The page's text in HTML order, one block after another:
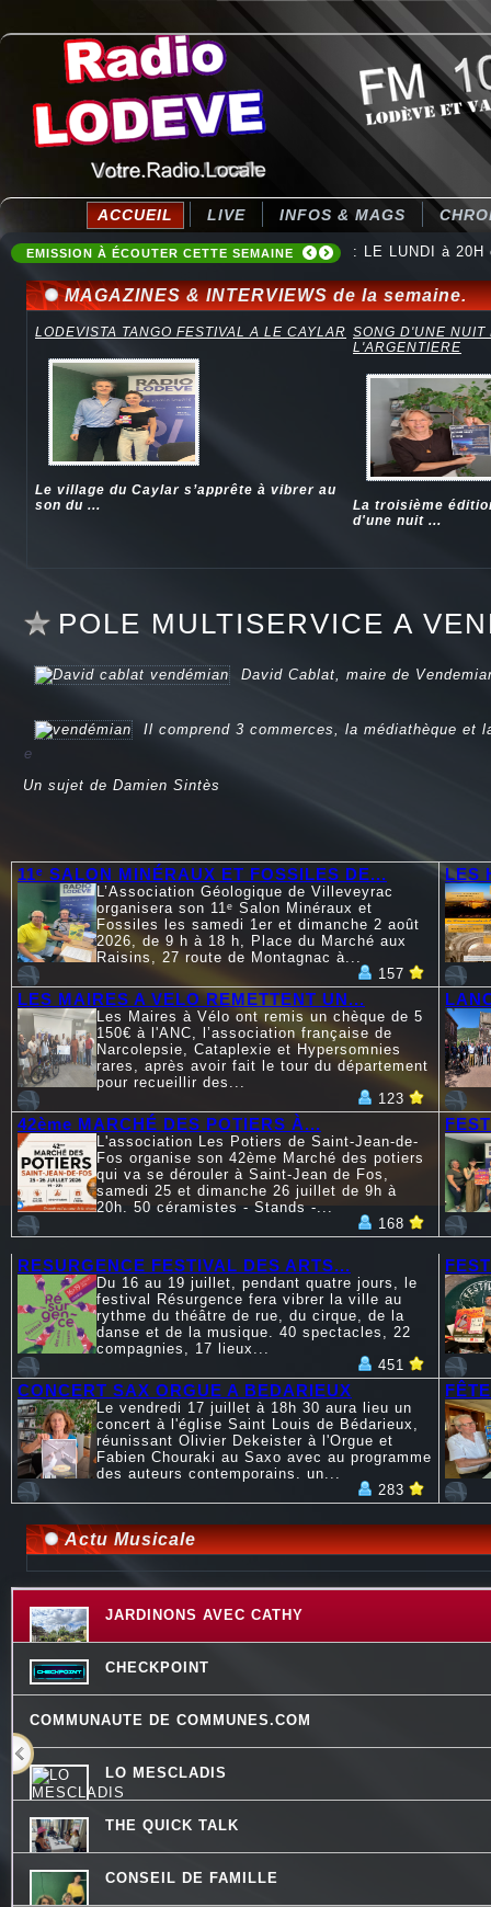
ACCUEIL LIVE INFOS & MAGS
EMISSION À ÉCOUTER CETTE SEMAINE : Destination
MAGAZINES & INTERVIEWS de la semaine.
LODEVISTA TANGO FESTIVAL A LE CAYLAR
Le village du Caylar s’apprête à vibrer au
son du ...
SONG D'UNE NUIT
L'ARGENTIERE
La troisième
d'une nuit ...
POLE MULTISERVICE A
David Cablat, maire de
Il comprend 3 commerces, la médiathèque et
e
Un sujet de Damien Sintès
11ᵉ SALON MINÉRAUX ET FOSSILES DE...
L’Association Géologique de Villeveyrac
organisera son 11ᵉ Salon Minéraux et
Fossiles les samedi 1er et dimanche 2 août
2026, de 9 h à 18 h, Place du Marché aux
Raisins, 27 route de Montagnac à...
157
LES
LES MAIRES A VELO REMETTENT UN...
Les Maires à Vélo ont remis un chèque de 5
150€ à l'ANC, l’association française de
Narcolepsie, Cataplexie et Hypersomnies
rares, après avoir fait le tour du département
pour recueillir des...
123
42ème MARCHÉ DES POTIERS À...
L'association Les Potiers de Saint-Jean-de-
Fos organise son 42ème Marché des potiers
qui va se dérouler à Saint-Jean de Fos,
samedi 25 et dimanche 26 juillet de 9h à
20h. 50 céramistes - Stands -...
168
RESURGENCE FESTIVAL DES ARTS...
Du 16 au 19 juillet, pendant quatre jours, le
festival Résurgence fera vibrer la ville au
rythme du théâtre de rue, du cirque, de la
danse et de la musique. 40 spectacles, 22
compagnies, 17 lieux...
451
CONCERT SAX ORGUE A BEDARIEUX
Le vendredi 17 juillet à 18h 30 aura lieu un
concert à l'église Saint Louis de Bédarieux,
réunissant Olivier Dekeister à l'Orgue et
Fabien Chouraki au Saxo avec au programme
des auteurs contemporains. un...
283
Actu Musicale
JARDINONS AVEC CATHY
CHECKPOINT
COMMUNAUTE DE COMMUNES.COM
LO MESCLADIS
THE QUICK TALK
CONSEIL DE FAMILLE